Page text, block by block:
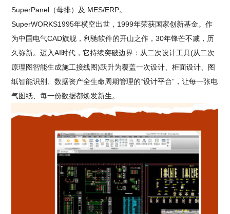
SuperPanel（母排）及 MES/ERP。
SuperWORKS1995年横空出世，1999年荣获国家创新基金。作
为中国电气CAD旗舰，利驰软件的开山之作，30年锋芒不减，历
久弥新。迈入AI时代，它持续突破边界：从二次设计工具(从二次
原理图智能生成施工接线图)跃升为覆盖一次设计、柜面设计、图
纸智能识别、数据资产全生命周期管理的“设计平台”，让每一张电
气图纸、每一份数据都焕发新生。